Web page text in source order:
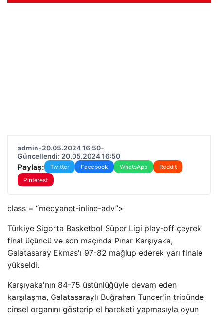
admin•20.05.2024 16:50•
Güncellendi: 20.05.2024 16:50
Paylaş: Twitter Facebook WhatsApp
Reddit
Pinterest
class = “medyanet-inline-adv”>
Türkiye Sigorta Basketbol Süper Ligi play-off çeyrek
final üçüncü ve son maçında Pınar Karşıyaka,
Galatasaray Ekmas'ı 97-82 mağlup ederek yarı finale
yükseldi.
Karşıyaka'nın 84-75 üstünlüğüyle devam eden
karşılaşma, Galatasaraylı Buğrahan Tuncer'in tribünde
cinsel organını gösterip el hareketi yapmasıyla oyun